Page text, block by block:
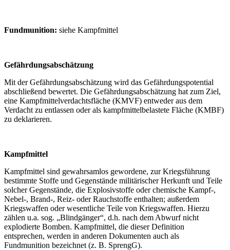
Fundmunition: siehe Kampfmittel
Gefährdungsabschätzung
Mit der Gefährdungsabschätzung wird das Gefährdungspotential
abschließend bewertet. Die Gefährdungsabschätzung hat zum Ziel,
eine Kampfmittelverdachtsfläche (KMVF) entweder aus dem
Verdacht zu entlassen oder als kampfmittelbelastete Fläche (KMBF)
zu deklarieren.
Kampfmittel
Kampfmittel sind gewahrsamlos gewordene, zur Kriegsführung
bestimmte Stoffe und Gegenstände militärischer Herkunft und Teile
solcher Gegenstände, die Explosivstoffe oder chemische Kampf-,
Nebel-, Brand-, Reiz- oder Rauchstoffe enthalten; außerdem
Kriegswaffen oder wesentliche Teile von Kriegswaffen. Hierzu
zählen u.a. sog. „Blindgänger“, d.h. nach dem Abwurf nicht
explodierte Bomben. Kampfmittel, die dieser Definition
entsprechen, werden in anderen Dokumenten auch als
Fundmunition bezeichnet (z. B. SprengG).